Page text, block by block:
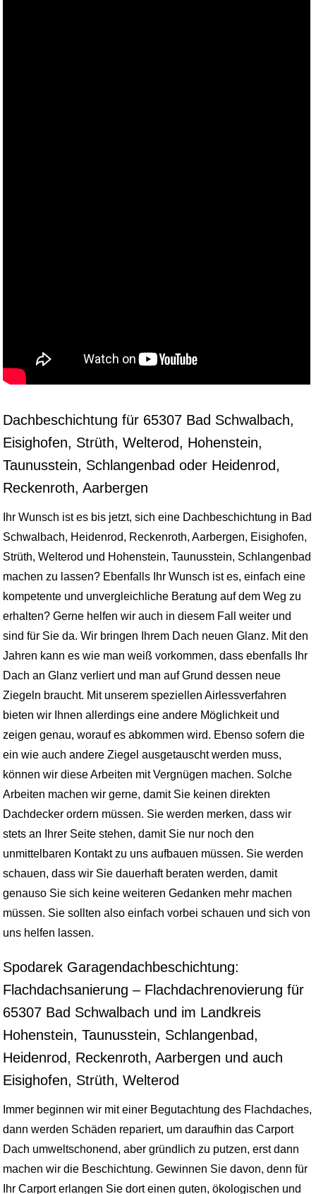
Dachbeschichtung für 65307 Bad Schwalbach,
Eisighofen, Strüth, Welterod, Hohenstein,
Taunusstein, Schlangenbad oder Heidenrod,
Reckenroth, Aarbergen
Ihr Wunsch ist es bis jetzt, sich eine Dachbeschichtung in Bad
Schwalbach, Heidenrod, Reckenroth, Aarbergen, Eisighofen,
Strüth, Welterod und Hohenstein, Taunusstein, Schlangenbad
machen zu lassen? Ebenfalls Ihr Wunsch ist es, einfach eine
kompetente und unvergleichliche Beratung auf dem Weg zu
erhalten? Gerne helfen wir auch in diesem Fall weiter und
sind für Sie da. Wir bringen Ihrem Dach neuen Glanz. Mit den
Jahren kann es wie man weiß vorkommen, dass ebenfalls Ihr
Dach an Glanz verliert und man auf Grund dessen neue
Ziegeln braucht. Mit unserem speziellen Airlessverfahren
bieten wir Ihnen allerdings eine andere Möglichkeit und
zeigen genau, worauf es abkommen wird. Ebenso sofern die
ein wie auch andere Ziegel ausgetauscht werden muss,
können wir diese Arbeiten mit Vergnügen machen. Solche
Arbeiten machen wir gerne, damit Sie keinen direkten
Dachdecker ordern müssen. Sie werden merken, dass wir
stets an Ihrer Seite stehen, damit Sie nur noch den
unmittelbaren Kontakt zu uns aufbauen müssen. Sie werden
schauen, dass wir Sie dauerhaft beraten werden, damit
genauso Sie sich keine weiteren Gedanken mehr machen
müssen. Sie sollten also einfach vorbei schauen und sich von
uns helfen lassen.
Spodarek Garagendachbeschichtung:
Flachdachsanierung – Flachdachrenovierung für
65307 Bad Schwalbach und im Landkreis
Hohenstein, Taunusstein, Schlangenbad,
Heidenrod, Reckenroth, Aarbergen und auch
Eisighofen, Strüth, Welterod
Immer beginnen wir mit einer Begutachtung des Flachdaches,
dann werden Schäden repariert, um daraufhin das Carport
Dach umweltschonend, aber gründlich zu putzen, erst dann
machen wir die Beschichtung. Gewinnen Sie davon, denn für
Ihr Carport erlangen Sie dort einen guten, ökologischen und